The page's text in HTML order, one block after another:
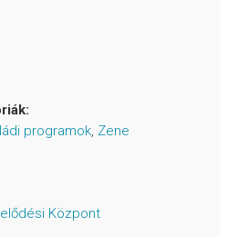
programok, Zene
Központ